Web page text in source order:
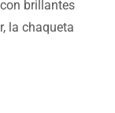
brillantes
la chaqueta